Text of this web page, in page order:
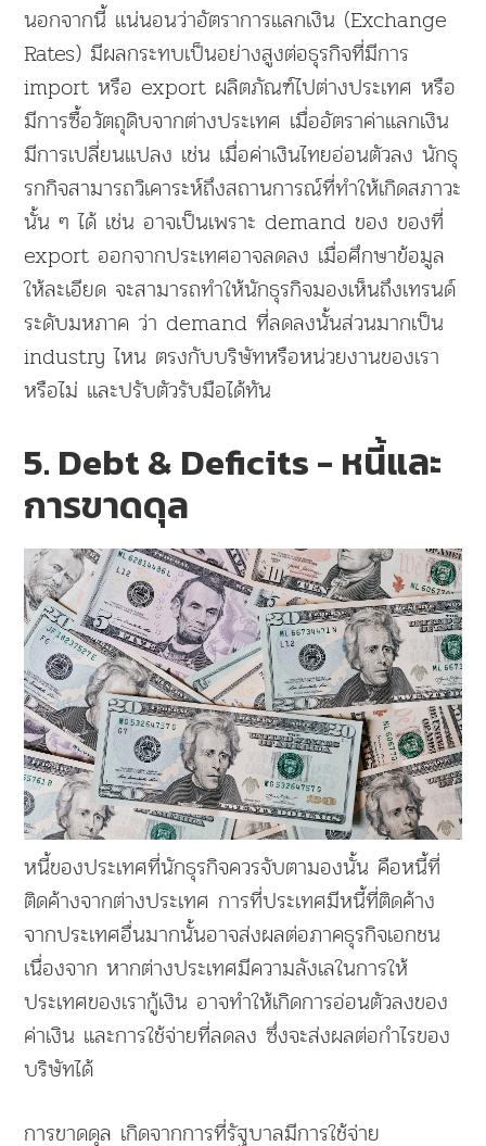
นอกจากนี้ แน่นอนว่าอัตราการแลกเงิน (Exchange
Rates) มีผลกระทบเป็นอย่างสูงต่อธุรกิจที่มีการ
import หรือ export ผลิตภัณฑ์ไปต่างประเทศ หรือ
มีการซื้อวัตถุดิบจากต่างประเทศ เมื่ออัตราค่าแลกเงิน
มีการเปลี่ยนแปลง เช่น เมื่อค่าเงินไทยอ่อนตัวลง นักธุ
รกกิจสามารถวิเคาระห์ถึงสถานการณ์ที่ทำให้เกิดสภาวะ
นั้น ๆ ได้ เช่น อาจเป็นเพราะ demand ของ ของที่
export ออกจากประเทศอาจลดลง เมื่อศึกษาข้อมูล
ให้ละเอียด จะสามารถทำให้นักธุรกิจมองเห็นถึงเทรนด์
ระดับมหภาค ว่า demand ที่ลดลงนั้นส่วนมากเป็น
industry ไหน ตรงกับบริษัทหรือหน่วยงานของเรา
หรือไม่ และปรับตัวรับมือได้ทัน
5. Debt & Deficits - หนี้และ
การขาดดุล
หนี้ของประเทศที่นักธุรกิจควรจับตามองนั้น คือหนี้ที่
ติดค้างจากต่างประเทศ การที่ประเทศมีหนี้ที่ติดค้าง
จากประเทศอื่นมากนั้นอาจส่งผลต่อภาคธุรกิจเอกชน
เนื่องจาก หากต่างประเทศมีความลังเลในการให้
ประเทศของเรากู้เงิน อาจทำให้เกิดการอ่อนตัวลงของ
ค่าเงิน และการใช้จ่ายที่ลดลง ซึ่งจะส่งผลต่อกำไรของ
บริษัทได้
การขาดดุล เกิดจากการที่รัฐบาลมีการใช้จ่าย